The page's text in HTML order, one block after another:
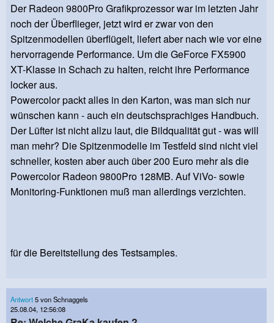
Der Radeon 9800Pro Grafikprozessor war im letzten Jahr
noch der Überflieger, jetzt wird er zwar von den
Spitzenmodellen überflügelt, liefert aber nach wie vor eine
hervorragende Performance. Um die GeForce FX5900
XT-Klasse in Schach zu halten, reicht ihre Performance
locker aus.
Powercolor packt alles in den Karton, was man sich nur
wünschen kann - auch ein deutschsprachiges Handbuch.
Der Lüfter ist nicht allzu laut, die Bildqualität gut - was will
man mehr? Die Spitzenmodelle im Testfeld sind nicht viel
schneller, kosten aber auch über 200 Euro mehr als die
Powercolor Radeon 9800Pro 128MB. Auf ViVo- sowie
Monitoring-Funktionen muß man allerdings verzichten.
für die Bereitstellung des Testsamples.
Antwort5 von Schnaggels
25.08.04, 12:56:08